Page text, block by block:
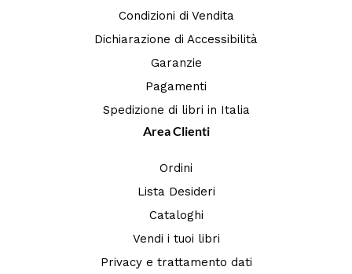
Condizioni di Vendita
Dichiarazione di Accessibilità
Garanzie
Pagamenti
Spedizione di libri in Italia
Area Clienti
Ordini
Lista Desideri
Cataloghi
Vendi i tuoi libri
Privacy e trattamento dati